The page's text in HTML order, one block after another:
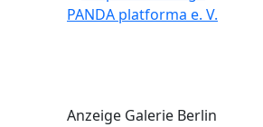
PANDA platforma e. V.
Anzeige Galerie Berlin